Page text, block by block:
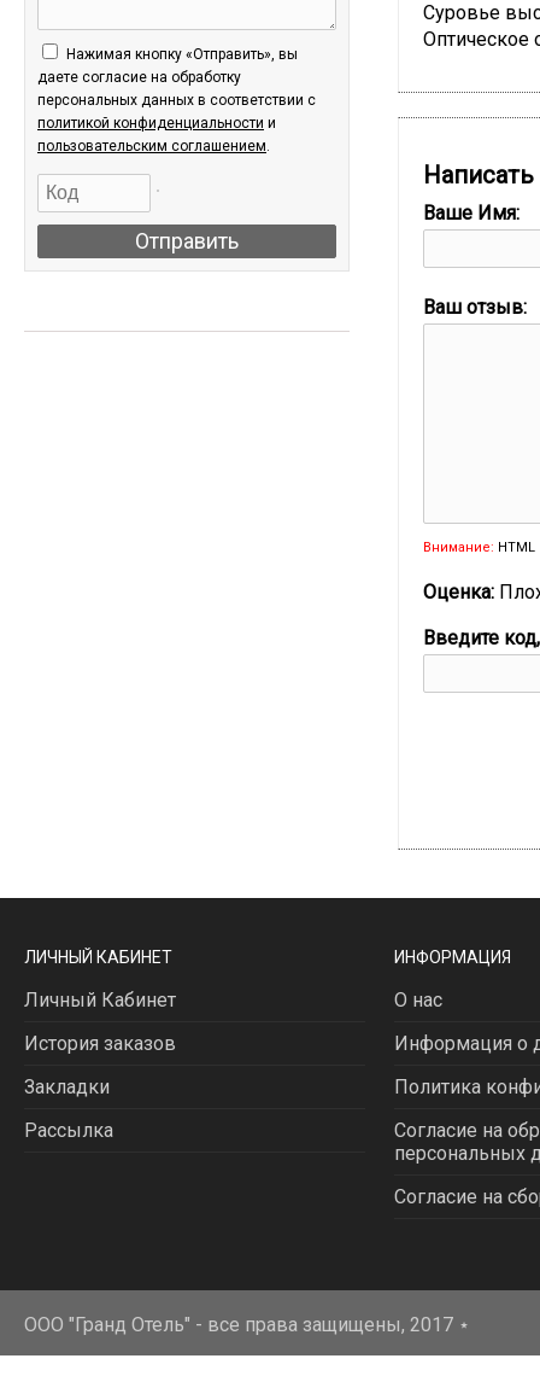
Нажимая кнопку «Отправить», вы
даете согласие на обработку
персональных данных в соответствии c
политикой конфиденциальности и
пользовательским соглашением.
Отправить
Суровье
Оптическое
Ваше Имя:
Ваш отзыв:
Внимание:
Оценка:
Введите
ЛИЧНЫЙ КАБИНЕТ
Личный Кабинет
История заказов
Закладки
Рассылка
ИНФОРМАЦИЯ
О нас
Информация о
Политика
Согласие на
персональных
Согласие на
ООО "Гранд Отель" - все права защищены, 2017 ⋆